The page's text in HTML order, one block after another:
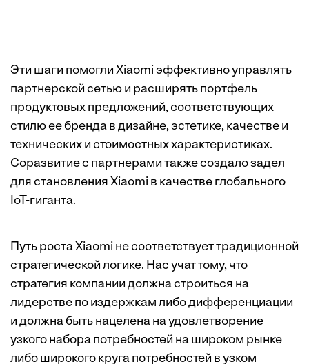
Эти шаги помогли Xiaomi эффективно управлять
партнерской сетью и расширять портфель
продуктовых предложений, соответствующих
стилю ее бренда в дизайне, эстетике, качестве и
технических и стоимостных характеристиках.
Соразвитие с партнерами также создало задел
для становления Xiaomi в качестве глобального
IoT-гиганта.
Путь роста Xiaomi не соответствует традиционной
стратегической логике. Нас учат тому, что
стратегия компании должна строиться на
лидерстве по издержкам либо дифференциации
и должна быть нацелена на удовлетворение
узкого набора потребностей на широком рынке
либо широкого круга потребностей в узком